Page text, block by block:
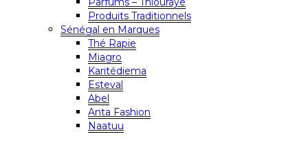
Produits Traditionnels
Sénégal en Marques
Thé Rapie
Miagro
Karitédiema
Esteval
Abel
Anta Fashion
Naatuu